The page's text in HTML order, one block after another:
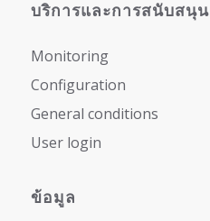
บริการและการสนับสนุน
Monitoring
Configuration
General conditions
User login
ข้อมูล